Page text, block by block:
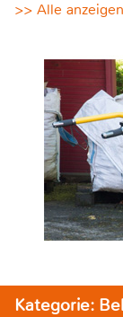
>> Alle anzeigen
Kategorie: